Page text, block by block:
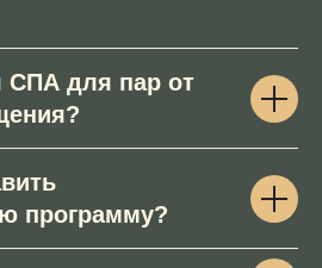
СПА для пар от
программу?